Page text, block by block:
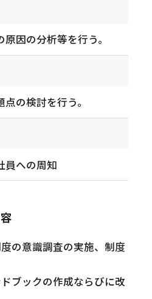
因の分析等を行う。
の検討を行う。
員への周知
の意識調査の実施、制度
ブックの作成ならびに改